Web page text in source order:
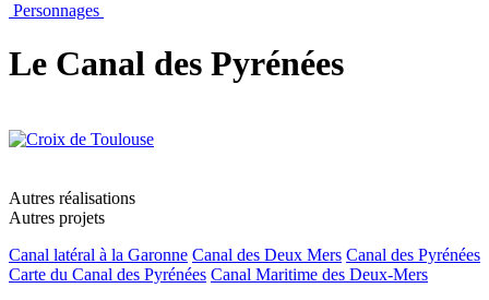
Personnages
Le Canal des Pyrénées
Autres réalisations
Autres projets
Canal latéral à la Garonne Canal des Deux Mers Canal des Pyrénées
Carte du Canal des Pyrénées Canal Maritime des Deux-Mers